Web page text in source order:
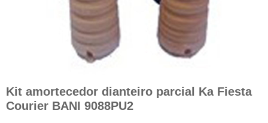
Kit amortecedor dianteiro parcial Ka Fiesta
Courier BANI 9088PU2